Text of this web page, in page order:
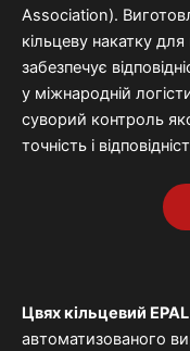
Association).
кільцеву накатку для
забезпечує
у міжнародній
суворий контроль
точність і
Цвяхкільцевий EPAL
автоматизованого